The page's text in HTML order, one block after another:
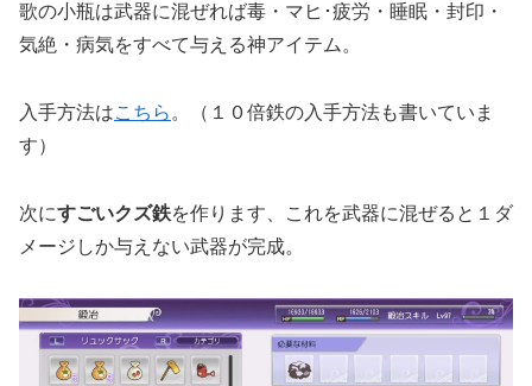
歌の小瓶は武器に混ぜれば毒・マヒ･疲労・睡眠・封印・
気絶・病気をすべて与える神アイテム。
入手方法はこちら 。（１０倍鉄の入手方法も書いていま
す）
次にすごいクズ鉄を作ります、これを武器に混ぜると１ダ
メージしか与えない武器が完成。